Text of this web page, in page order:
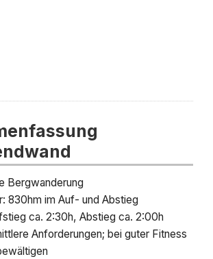
Bergwanderung
830hm im Auf- und Abstieg
ca. 2:30h, Abstieg ca. 2:00h
Anforderungen; bei guter Fitness